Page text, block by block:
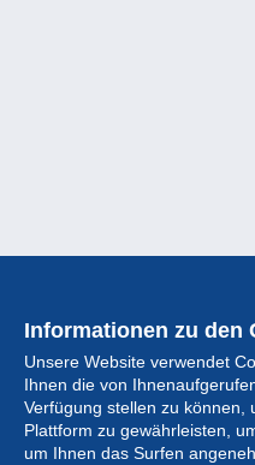
Informationen zu den
Unsere Website verwendet
Ihnen die von
Verfügung stellen zu können,
Plattform zu gewährleisten,
um Ihnen das Surfen